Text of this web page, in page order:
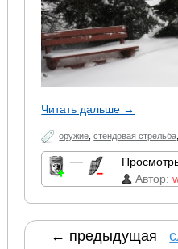
Читать дальше →
оружие ,стендовая стрельба
—
Автор:
← предыдущая